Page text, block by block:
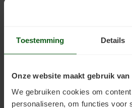
Toestemming Details
Onze website maakt gebruik van
We gebruiken cookies om
personaliseren, om functies voor
Klanten kopen vaak